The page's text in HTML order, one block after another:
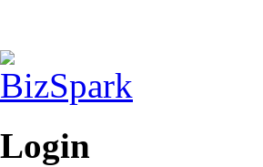
Login